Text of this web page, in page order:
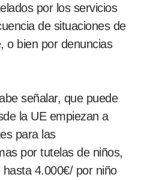
por los servicios
de situaciones de
o bien por denuncias
señalar, que puede
la UE empiezan a
para las
por tutelas de niños,
4.000€/ por niño